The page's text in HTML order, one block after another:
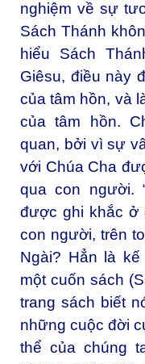
nghiệm về sự
Sách Thánh
hiểu Sách
Giêsu, điều này
của tâm hồn, và
của tâm hồn.
quan, bởi vì sự
với Chúa Cha
qua con người.
được ghi khắc ở
con người, trên
Ngài? Hẳn là
một cuốn sách
trang sách biết
những cuộc đời
thể của chúng